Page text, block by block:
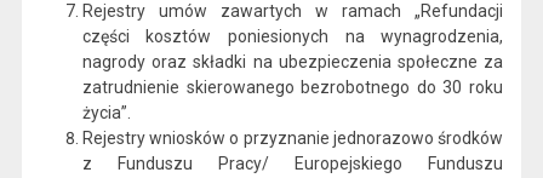
Rejestry umów zawartych w ramach „Refundacji
części kosztów poniesionych na wynagrodzenia,
nagrody oraz składki na ubezpieczenia społeczne za
zatrudnienie skierowanego bezrobotnego do 30 roku
życia”.
Rejestry wniosków o przyznanie jednorazowo środków
z Funduszu Pracy/ Europejskiego Funduszu